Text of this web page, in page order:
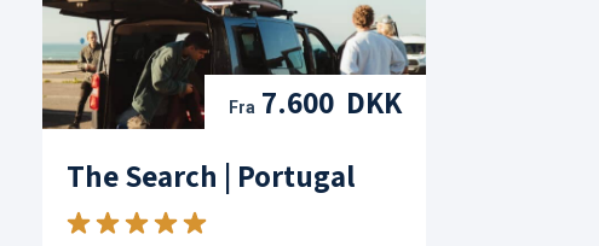
Fra 7.600 DKK
The Search | Portugal